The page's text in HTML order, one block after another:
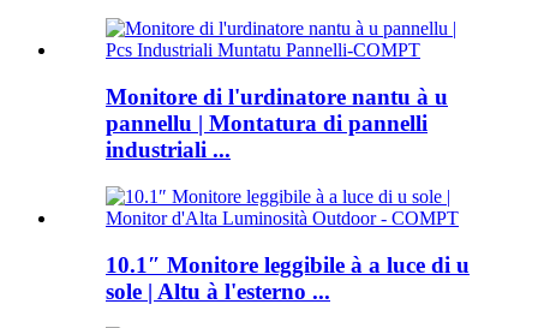
Monitore di l'urdinatore nantu à u
pannellu | Montatura di pannelli
industriali ...
10.1″ Monitore leggibile à a luce di u
sole | Altu à l'esterno ...